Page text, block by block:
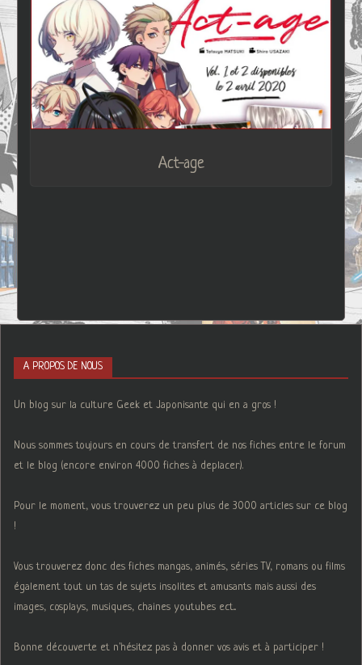
Act-age
A PROPOS DE NOUS
Un blog sur la culture Geek et Japonisante qui en a gros !
Nous sommes toujours en cours de transfert de nos fiches entre le forum
et le blog (encore environ 4000 fiches à deplacer).
Pour le moment, vous trouverez un peu plus de 3000 articles sur ce blog
!
Vous trouverez donc des fiches mangas, animés, séries TV, romans ou films
également tout un tas de sujets insolites et amusants mais aussi des
images, cosplays, musiques, chaines youtubes ect...
Bonne découverte et n'hésitez pas à donner vos avis et à participer !